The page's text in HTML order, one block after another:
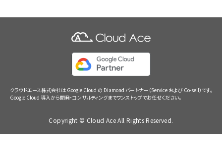
クラウドエース株式会社は Google Cloud の Diamond パートナー（Service および Co-sell）です。
Google Cloud 導入から開発・コンサルティングまでワンストップでお任せください。
Copyright © Cloud Ace All Rights Reserved.